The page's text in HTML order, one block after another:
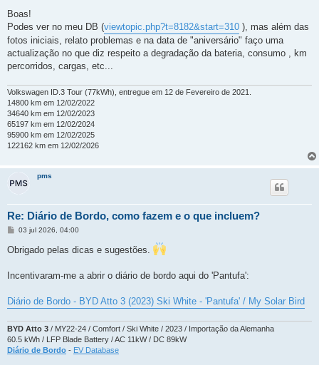
n
a
g
e
m
Boas!
Podes ver no meu DB (viewtopic.php?t=8182&start=310 ), mas além das
fotos iniciais, relato problemas e na data de "aniversário" faço uma
actualização no que diz respeito a degradação da bateria, consumo , km
percorridos, cargas, etc...
Volkswagen ID.3 Tour (77kWh), entregue em 12 de Fevereiro de 2021.
14800 km em 12/02/2022
34640 km em 12/02/2023
65197 km em 12/02/2024
95900 km em 12/02/2025
122162 km em 12/02/2026
pms
Re: Diário de Bordo, como fazem e o que incluem?
M
n
s
e
03 jul 2026, 04:00
Obrigado pelas dicas e sugestões.
Incentivaram-me a abrir o diário de bordo aqui do 'Pantufa':
Diário de Bordo - BYD Atto 3 (2023) Ski White - 'Pantufa' / My Solar Bird
BYD Atto 3 / MY22-24 / Comfort / Ski White / 2023 / Importação da Alemanha
60.5 kWh / LFP Blade Battery / AC 11kW / DC 89kW
Diário de Bordo - EV Database